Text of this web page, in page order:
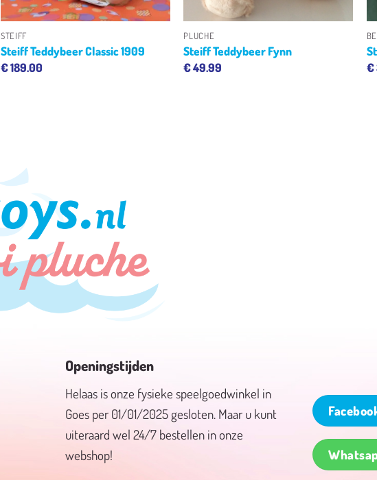
+
STEIFF
Steiff Teddybeer Classic 1909
€189.00
+
PLUCHE
Steiff Teddybeer Fynn
€49.99
€
Openingstijden
Helaas is onze fysieke speelgoedwinkel in
Goes per 01/01/2025 gesloten. Maar u kunt
uiteraard wel 24/7 bestellen in onze
webshop!